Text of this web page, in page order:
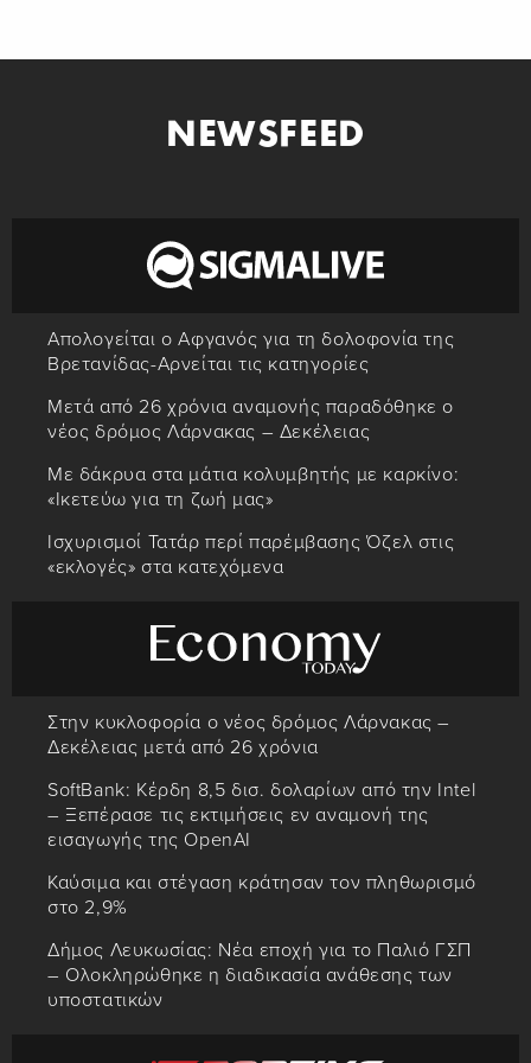
NEWSFEED
Απολογείται ο Αφγανός για τη δολοφονία της
Βρετανίδας-Αρνείται τις κατηγορίες
Μετά από 26 χρόνια αναμονής παραδόθηκε ο
νέος δρόμος Λάρνακας – Δεκέλειας
Με δάκρυα στα μάτια κολυμβητής με καρκίνο:
«Ικετεύω για τη ζωή μας»
Ισχυρισμοί Τατάρ περί παρέμβασης Όζελ στις
«εκλογές» στα κατεχόμενα
Στην κυκλοφορία ο νέος δρόμος Λάρνακας –
Δεκέλειας μετά από 26 χρόνια
SoftBank: Κέρδη 8,5 δισ. δολαρίων από την Intel
– Ξεπέρασε τις εκτιμήσεις εν αναμονή της
εισαγωγής της OpenAI
Καύσιμα και στέγαση κράτησαν τον πληθωρισμό
στο 2,9%
Δήμος Λευκωσίας: Νέα εποχή για το Παλιό ΓΣΠ
– Ολοκληρώθηκε η διαδικασία ανάθεσης των
υποστατικών